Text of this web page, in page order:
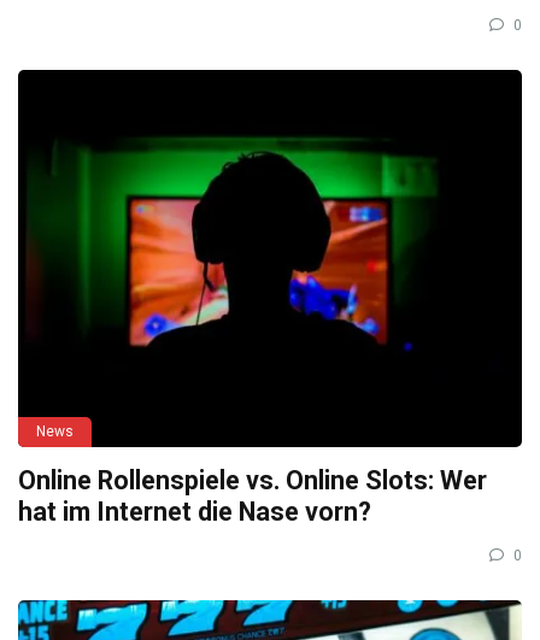
0
News
Online Rollenspiele vs. Online Slots: Wer
hat im Internet die Nase vorn?
0